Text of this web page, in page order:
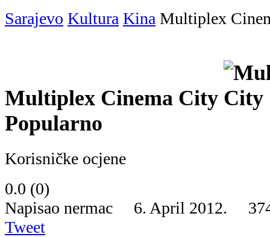
Sarajevo Kultura Kina Multiplex
Multiplex Cinema City
Popularno
Korisničke ocjene
0.0 (0)
Napisao nermac 6. April 2012.
Tweet